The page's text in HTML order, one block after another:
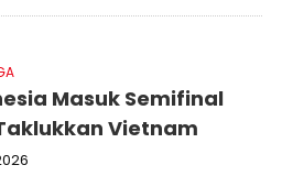
Selama
Masuk Semifinal
Vietnam